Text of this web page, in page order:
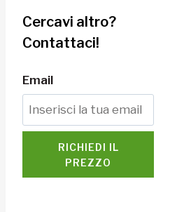
Cercavi altro?
Contattaci!
Email
RICHIEDI IL
PREZZO